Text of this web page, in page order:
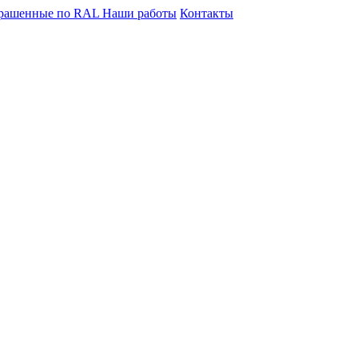
по RAL Наши работы Контакты